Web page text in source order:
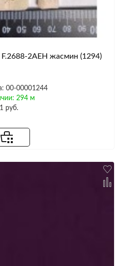
2AEH жасмин (1294)
00-00001244
294 м
руб.